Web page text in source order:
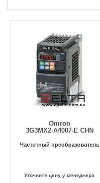
Omron
3G3MX2-A4007-E CHN
Частотный преобразователь
Уточните цену у менеджера